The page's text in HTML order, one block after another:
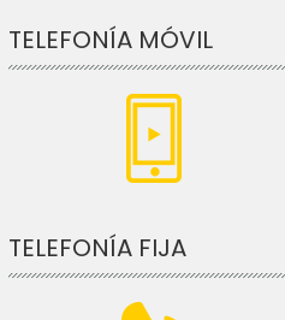
TELEFONÍA MÓVIL
TELEFONÍA FIJA